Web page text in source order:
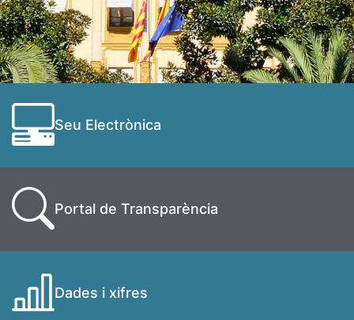
Seu Electrònica
Portal de Transparència
Dades i xifres